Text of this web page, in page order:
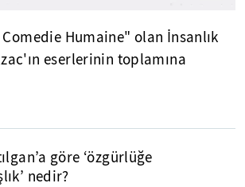
Humaine" olan İnsanlık
eserlerinin toplamına
göre ‘özgürlüğe
nedir?